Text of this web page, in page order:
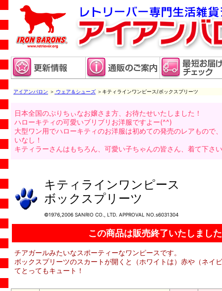
アイアンバロン ＞ ウェア＆シューズ ＞キティラインワンピース/ボックスプリーツ
日本全国のぷりちぃなお嬢さま方、お待たせいたしました！
ハローキティの可愛いブリブリお洋服ですよー(^^)
大型ワン用でハローキティのお洋服は初めての発売のレアもので
いなし！
キティラーさんはもちろん、可愛い子ちゃんの皆さん、着て下さ
キティラインワンピース
ボックスプリーツ
©1976,2006 SANRIO CO., LTD. APPROVAL NO.s6031304
この商品は販売終了いたしまし
チアガールみたいなスポーティーなワンピースです。
ボックスプリーツのスカートが開くと（ホワイトは）赤や（ネイ
てとってもキュート！